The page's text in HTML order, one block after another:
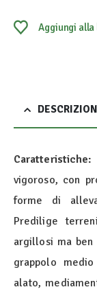
Aggiungi
Caratteristiche:
vigoroso, con
forme di
Predilige
argillosi ma
grappolo
alato,